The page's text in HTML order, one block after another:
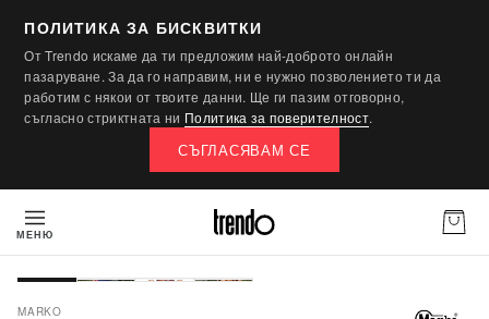
ПОЛИТИКА ЗА БИСКВИТКИ
От Trendo искаме да ти предложим най-доброто онлайн
пазаруване. За да го направим, ни е нужно позволението ти да
работим с някои от твоите данни. Ще ги пазим отговорно,
съгласно стриктната ни Политика за поверителност.
СЪГЛАСЯВАМ СЕ
МЕНЮ
MARKO